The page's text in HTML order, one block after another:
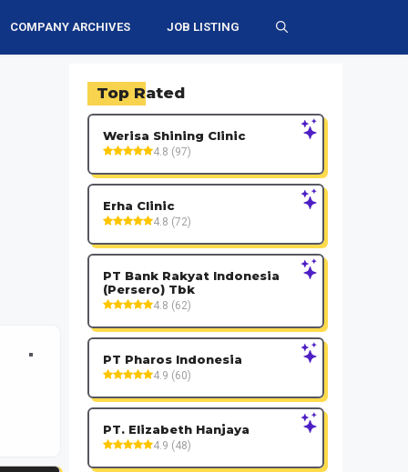
COMPANY ARCHIVES JOB LISTING
Top Rated
Werisa Shining Clinic
4.8 (97)
Erha Clinic
4.8 (72)
PT Bank Rakyat Indonesia
(Persero) Tbk
4.8 (62)
PT Pharos Indonesia
4.9 (60)
PT. Elizabeth Hanjaya
4.9 (48)